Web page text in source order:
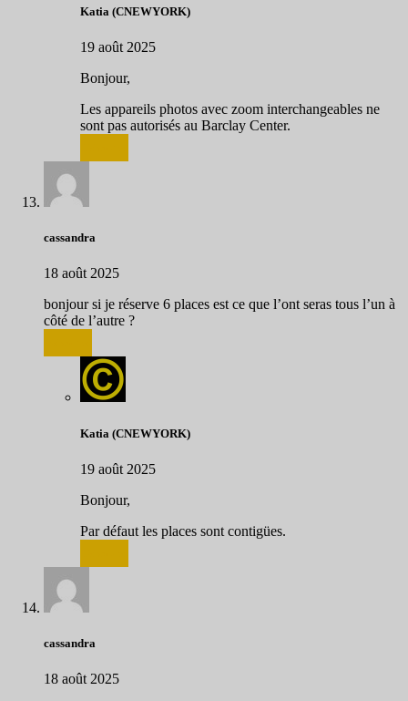
Katia (CNEWYORK)
19 août 2025
Bonjour,
Les appareils photos avec zoom interchangeables ne
sont pas autorisés au Barclay Center.
cassandra
18 août 2025
bonjour si je réserve 6 places est ce que l’ont seras tous l’un à
côté de l’autre ?
Katia (CNEWYORK)
19 août 2025
Bonjour,
Par défaut les places sont contigües.
cassandra
18 août 2025